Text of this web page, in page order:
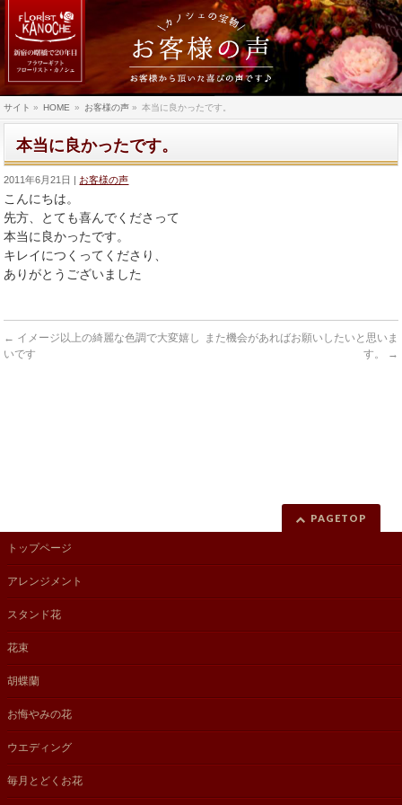
サイト » HOME » お客様の声 » 本当に良かったです。
本当に良かったです。
2011年6月21日 お客様の声
こんにちは。
先方、とても喜んでくださって
本当に良かったです。
キレイにつくってくださり、
ありがとうございました
← イメージ以上の綺麗な色調で大変嬉し
いです
また機会があればお願いしたいと思いま
す。
→
PAGETOP
トップページ
アレンジメント
スタンド花
花束
胡蝶蘭
お悔やみの花
ウエディング
毎月とどくお花